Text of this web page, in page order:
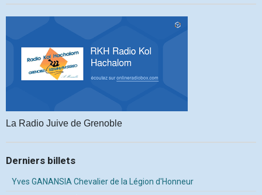
La Radio Juive de Grenoble
Derniers billets
Yves GANANSIA Chevalier de la Légion d'Honneur